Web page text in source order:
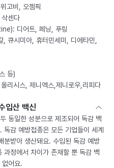
고비, 오젬픽
센다
디어트, 페닝, 푸링
시미아, 휴터민세미, 디에타민,
등)
리시스, 제니엑스,제니로우,리피다
입산 백신
동일한 성분으로 제조되어 독감 백
감 예방접종은 모든 기업들이 세계
분받아 생산돼요. 수입된 독감 예방
과정에서 차이가 존재할 뿐 독감 백
없어요.